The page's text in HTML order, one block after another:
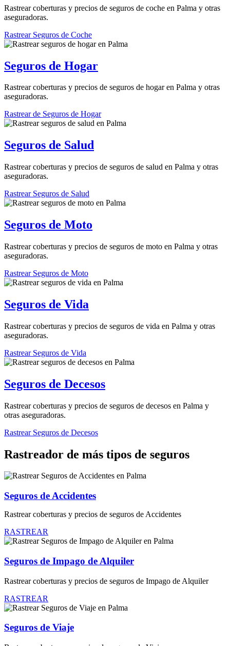
Rastrear coberturas y precios de seguros de coche en Palma y otras
aseguradoras.
Rastrear Seguros de Coche
Seguros de Hogar
Rastrear coberturas y precios de seguros de hogar en Palma y otras
aseguradoras.
Rastrear de Seguros de Hogar
Seguros de Salud
Rastrear coberturas y precios de seguros de salud en Palma y otras
aseguradoras.
Rastrear Seguros de Salud
Seguros de Moto
Rastrear coberturas y precios de seguros de moto en Palma y otras
aseguradoras.
Rastrear Seguros de Moto
Seguros de Vida
Rastrear coberturas y precios de seguros de vida en Palma y otras
aseguradoras.
Rastrear Seguros de Vida
Seguros de Decesos
Rastrear coberturas y precios de seguros de decesos en Palma y
otras aseguradoras.
Rastrear Seguros de Decesos
Rastreador de más tipos de seguros
Seguros de Accidentes
Rastrear coberturas y precios de seguros de Accidentes
RASTREAR
Seguros de Impago de Alquiler
Rastrear coberturas y precios de seguros de Impago de Alquiler
RASTREAR
Seguros de Viaje